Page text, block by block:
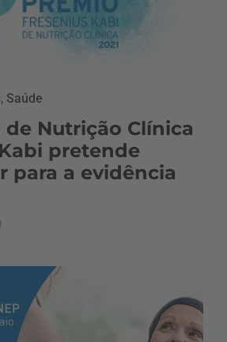
, Saúde
de Nutrição Clínica
pretende
para a evidência